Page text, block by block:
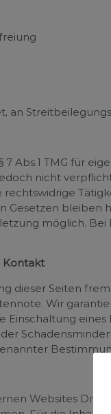
an
Abs.1 TMG für
nicht
rechtswidrige
Gesetzen bleiben
möglich.
Kontakt
dieser Seiten
Wir
Einschaltung
Websites